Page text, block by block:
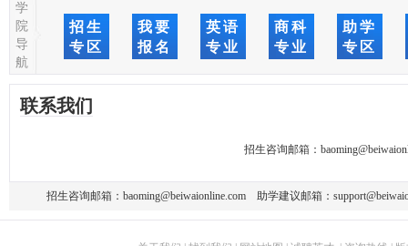
学
院
导
航
招生
专区
我要
报名
英语
专业
商科
专业
助学
专区
联系我们
招生咨询邮箱：
招生咨询邮箱： baoming@beiwaionline.com 助学建议邮箱：